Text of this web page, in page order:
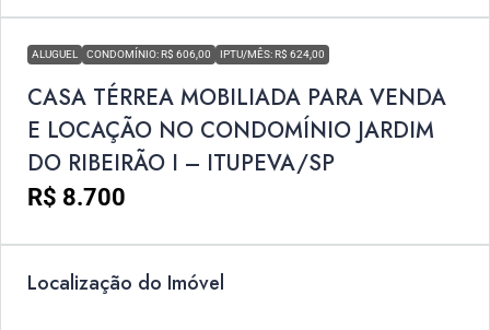
ALUGUEL CONDOMÍNIO: R$ 606,00 IPTU/MÊS: R$ 624,00
CASA TÉRREA MOBILIADA PARA VENDA
E LOCAÇÃO NO CONDOMÍNIO JARDIM
DO RIBEIRÃO I – ITUPEVA/SP
R$ 8.700
Localização do Imóvel